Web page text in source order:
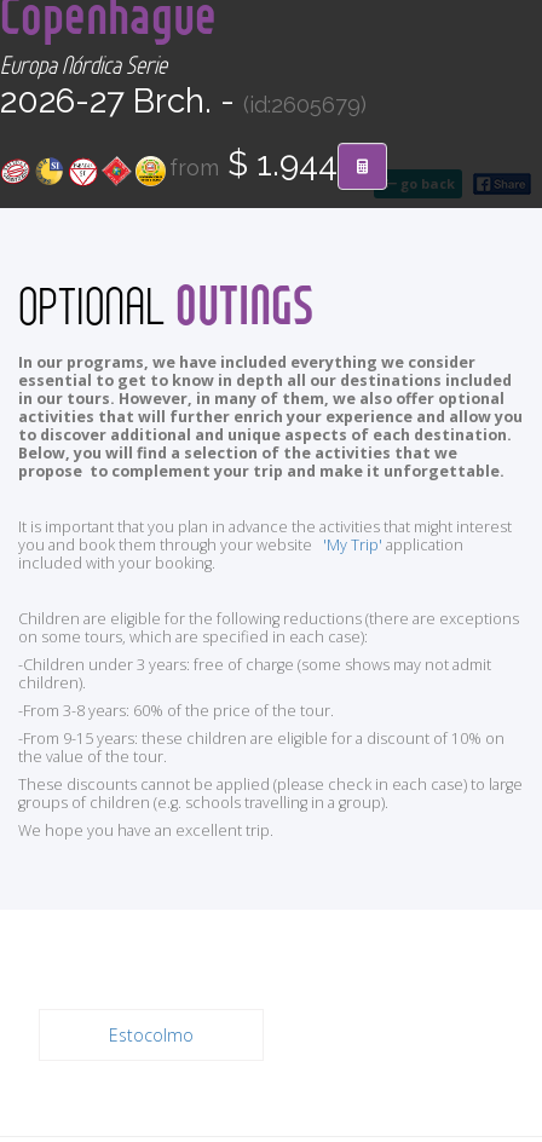
go back
Copenhague
Europa Nórdica Serie
2026-27 Brch. - (id:2605679)
from $ 1.944
OPTIONALOUTINGS
In our programs, we have included everything we consider
essential to get to know in depth all our destinations included
in our tours. However, in many of them, we also offer optional
activities that will further enrich your experience and allow you
to discover additional and unique aspects of each destination.
Below, you will find a selection of the activities that we
propose to complement your trip and make it unforgettable.
It is important that you plan in advance the activities that might interest
you and book them through your website 'My Trip' application
included with your booking.
Children are eligible for the following reductions (there are exceptions
on some tours, which are specified in each case):
-Children under 3 years: free of charge (some shows may not admit
children).
-From 3-8 years: 60% of the price of the tour.
-From 9-15 years: these children are eligible for a discount of 10% on
the value of the tour.
These discounts cannot be applied (please check in each case) to large
groups of children (e.g. schools travelling in a group).
We hope you have an excellent trip.
Estocolmo